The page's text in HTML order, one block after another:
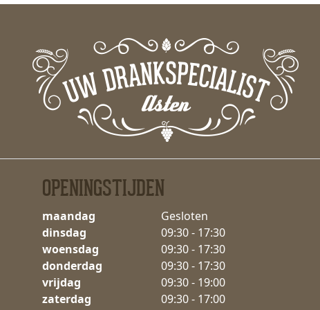
OPENINGSTIJDEN
maandag
Gesloten
dinsdag
09:30 - 17:30
woensdag
09:30 - 17:30
donderdag
09:30 - 17:30
vrijdag
09:30 - 19:00
zaterdag
09:30 - 17:00